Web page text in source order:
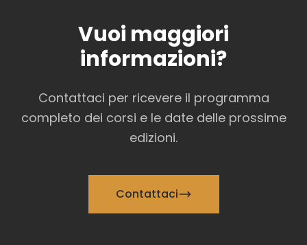
Vuoi maggiori
informazioni?
Contattaci per ricevere il programma
completo dei corsi e le date delle prossime
edizioni.
Contattaci